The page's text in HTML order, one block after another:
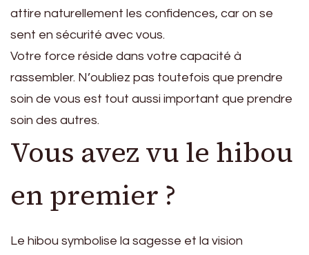
attire naturellement les confidences, car on se
sent en sécurité avec vous.
Votre force réside dans votre capacité à
rassembler. N’oubliez pas toutefois que prendre
soin de vous est tout aussi important que prendre
soin des autres.
Vous avez vu le hibou
en premier ?
Le hibou symbolise la sagesse et la vision